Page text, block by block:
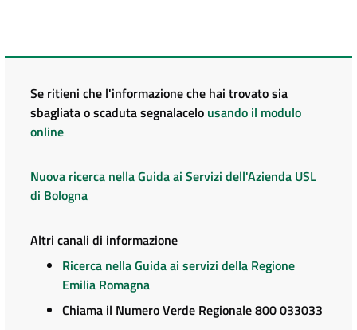
Se ritieni che l'informazione che hai trovato sia
sbagliata o scaduta segnalacelo usando il modulo
online
Nuova ricerca nella Guida ai Servizi dell'Azienda USL
di Bologna
Altri canali di informazione
Ricerca nella Guida ai servizi della Regione
Emilia Romagna
Chiama il Numero Verde Regionale 800 033033